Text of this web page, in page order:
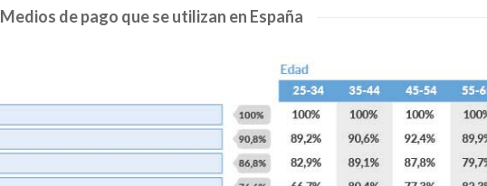
Medios de pago que se utilizan en España